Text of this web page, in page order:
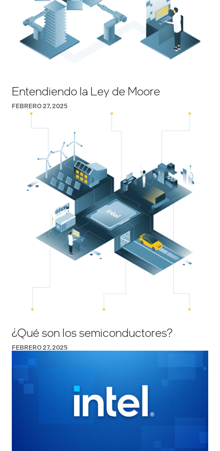
Entendiendo la Ley de Moore
FEBRERO 27, 2025
¿Qué son los semiconductores?
FEBRERO 27, 2025